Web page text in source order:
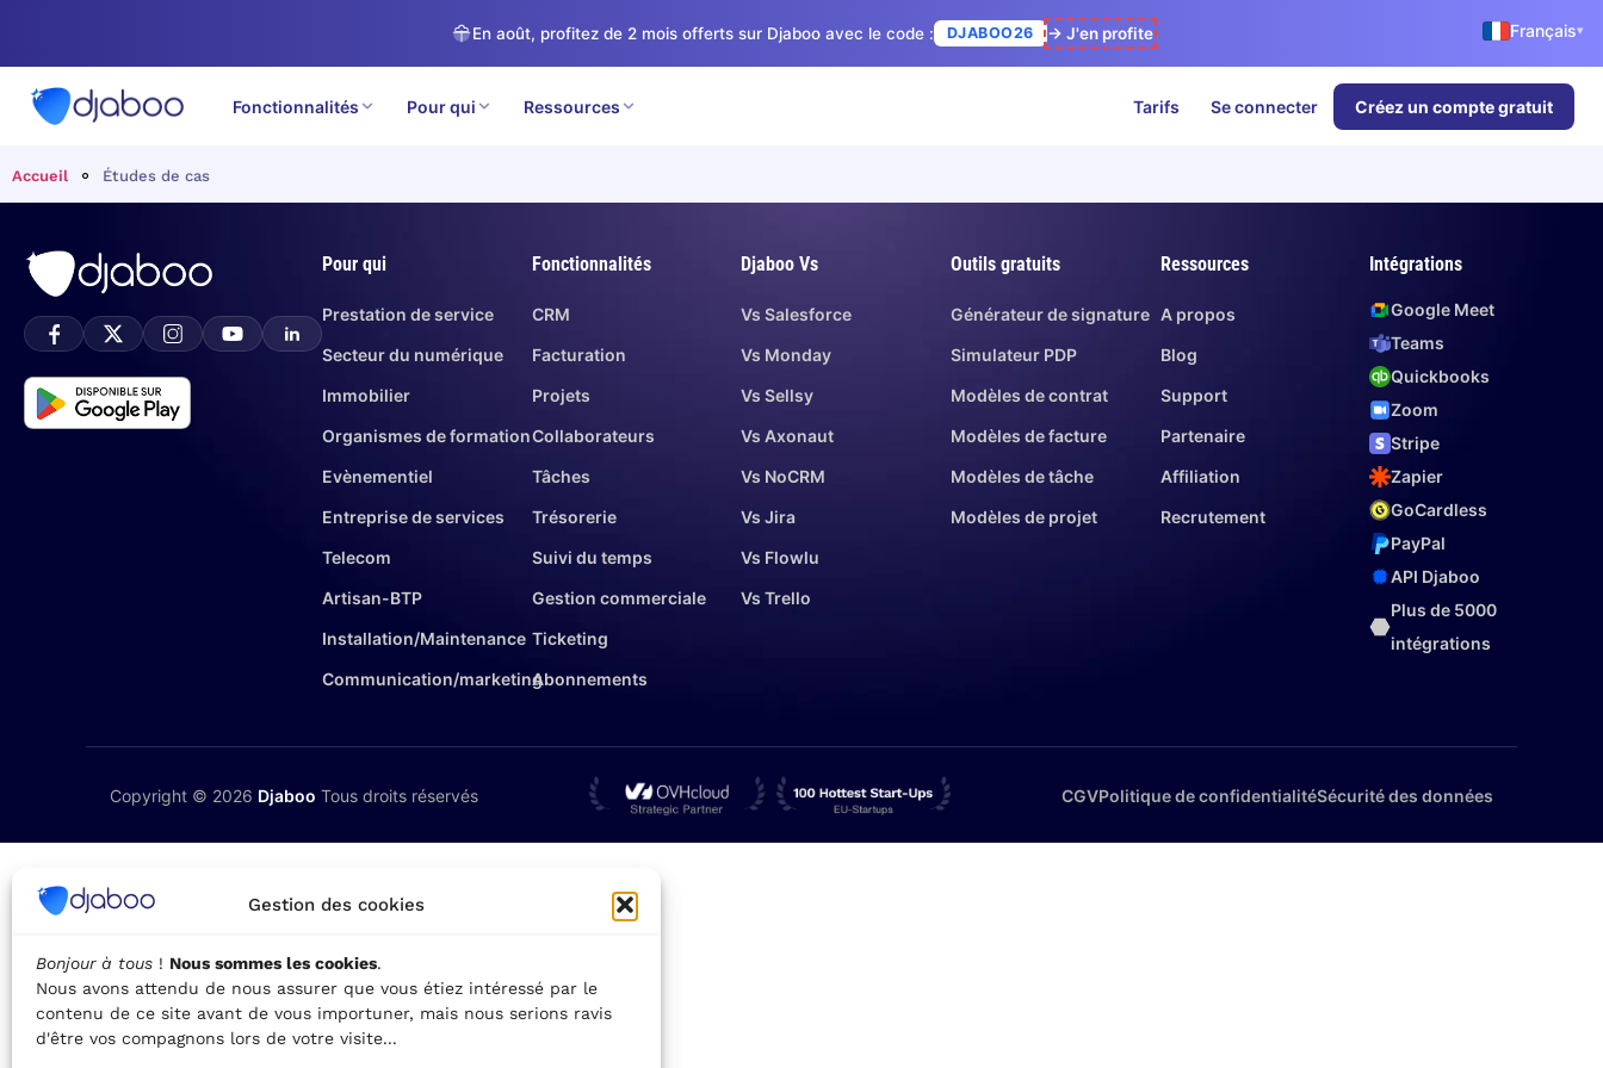
Gestion des cookies
Bonjour à tous ! Nous sommes les cookies.
Nous avons attendu de nous assurer que vous étiez intéressé par le
contenu de ce site avant de vous importuner, mais nous serions ravis
d'être vos compagnons lors de votre visite...
En août, profitez de 2 mois offerts sur Djaboo avec le code : DJABOO26 → J'en profite Français▾
Fonctionnalités Pour qui Ressources Tarifs Se connecter Créez un compte gratuit
Accueil Études de cas
Pour qui
Prestation de service
Secteur du numérique
Immobilier
Organismes de formation
Evènementiel
Entreprise de services
Telecom
Artisan-BTP
Installation/Maintenance
Communication/marketing
Fonctionnalités
CRM
Facturation
Projets
Collaborateurs
Tâches
Trésorerie
Suivi du temps
Gestion commerciale
Ticketing
Abonnements
Djaboo Vs
Vs Salesforce
Vs Monday
Vs Sellsy
Vs Axonaut
Vs NoCRM
Vs Jira
Vs Flowlu
Vs Trello
Outils gratuits
Générateur de signature
Simulateur PDP
Modèles de contrat
Modèles de facture
Modèles de tâche
Modèles de projet
Ressources
A propos
Blog
Support
Partenaire
Affiliation
Recrutement
Intégrations
Google Meet
Teams
Quickbooks
Zoom
Stripe
Zapier
GoCardless
PayPal
API Djaboo
Plus de 5000
intégrations
Copyright © 2026 Djaboo Tous droits réservés CGVPolitique de confidentialitéSécurité des données